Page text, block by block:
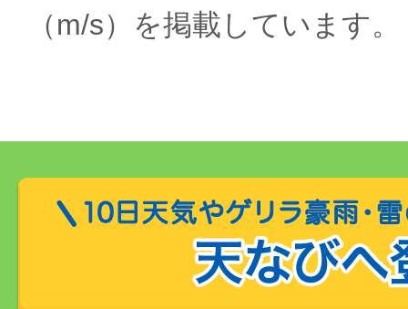
（m/s）を掲載しています。